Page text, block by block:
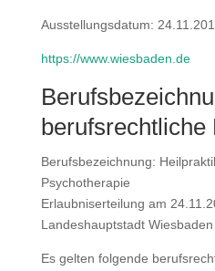
Ausstellungsdatum:
https://www.wiesbaden.de
berufsrechtliche
Berufsbezeichnung:
Psychotherapie
Erlaubniserteilung am
Landeshauptstadt Wiesbaden
Es gelten folgende